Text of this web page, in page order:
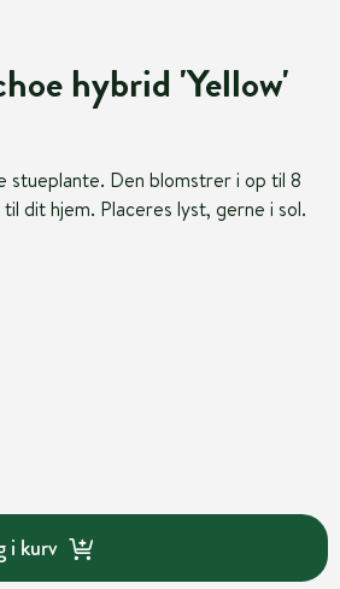
hybrid 'Yellow'
stueplante. Den blomstrer i op til 8
dit hjem. Placeres lyst, gerne i sol.
i kurv